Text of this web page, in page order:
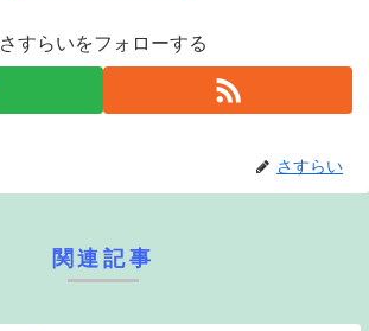
さすらいをフォローする
さすらい
関連記事